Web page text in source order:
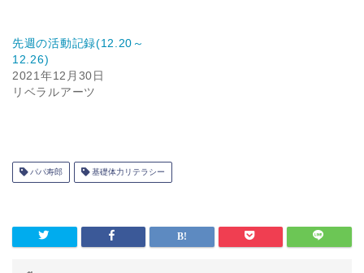
先週の活動記録(12.20～
12.26)
2021年12月30日
リベラルアーツ
パパ寿郎 基礎体力リテラシー